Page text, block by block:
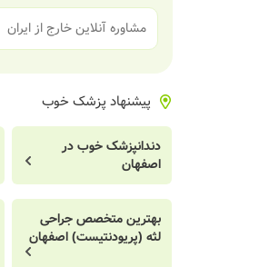
مشاوره آنلاین خارج از ایران
پیشنهاد پزشک خوب
دندانپزشک خوب در
اصفهان
بهترین متخصص جراحی
لثه (پریودنتیست) اصفهان